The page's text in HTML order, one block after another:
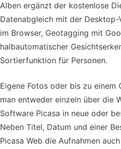
Alben ergänzt der kostenlose
Datenabgleich mit der
im Browser, Geotagging mit
halbautomatischer
Sortierfunktion für Personen.
Eigene Fotos oder bis zu
man entweder einzeln über die
Software Picasa in neue oder
Neben Titel, Datum und einer
Picasa Web die Aufnahmen